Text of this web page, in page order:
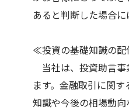
あると判断した場合に
≪投資の基礎知識の
当社は、投資助言事
ます。金融取引に関
知識や今後の相場動